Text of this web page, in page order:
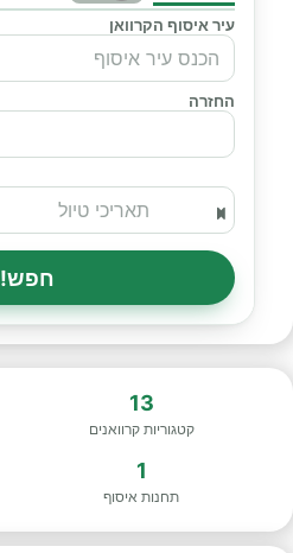
עיר איסוף הקרוואן
החזרה
חפש!
13
קטגוריות קרוואנים
1
תחנות איסוף